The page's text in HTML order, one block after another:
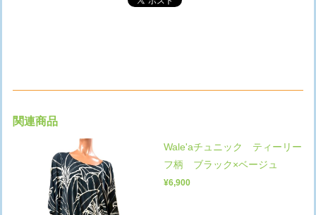
関連商品
Wale'aチュニック ティーリー
フ柄 ブラック×ベージュ
¥6,900